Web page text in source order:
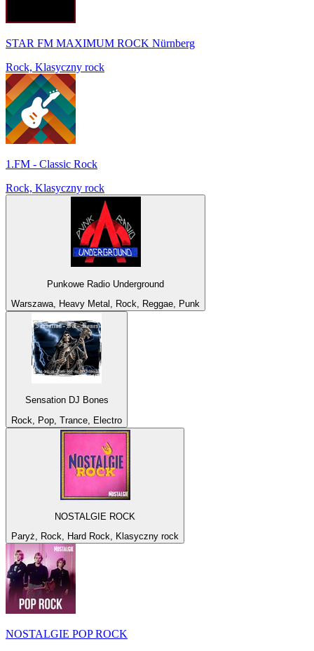
STAR FM MAXIMUM ROCK Nürnberg
Rock, Klasyczny rock
1.FM - Classic Rock
Rock, Klasyczny rock
Punkowe Radio Underground
Warszawa, Heavy Metal, Rock, Reggae, Punk
Sensation DJ Bones
Rock, Pop, Trance, Electro
NOSTALGIE ROCK
Paryż, Rock, Hard Rock, Klasyczny rock
NOSTALGIE POP ROCK